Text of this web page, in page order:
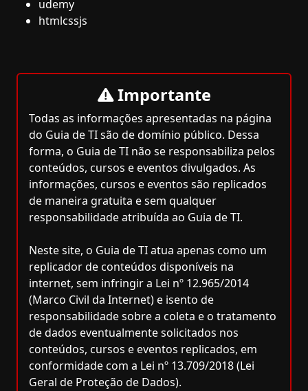
udemy
htmlcssjs
Importante
Todas as informações apresentadas na página
do Guia de TI são de domínio público. Dessa
forma, o Guia de TI não se responsabiliza pelos
conteúdos, cursos e eventos divulgados. As
informações, cursos e eventos são replicados
de maneira gratuita e sem qualquer
responsabilidade atribuída ao Guia de TI.
Neste site, o Guia de TI atua apenas como um
replicador de conteúdos disponíveis na
internet, sem infringir a Lei nº 12.965/2014
(Marco Civil da Internet) e isento de
responsabilidade sobre a coleta e o tratamento
de dados eventualmente solicitados nos
conteúdos, cursos e eventos replicados, em
conformidade com a Lei nº 13.709/2018 (Lei
Geral de Proteção de Dados).